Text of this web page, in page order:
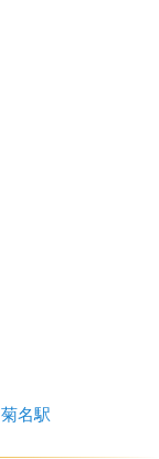
菊名駅